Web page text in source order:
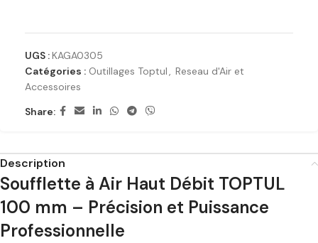
UGS :KAGA0305
Catégories : Outillages Toptul, Reseau d'Air et
Accessoires
Share:
Description
Soufflette à Air Haut Débit TOPTUL
100 mm – Précision et Puissance
Professionnelle